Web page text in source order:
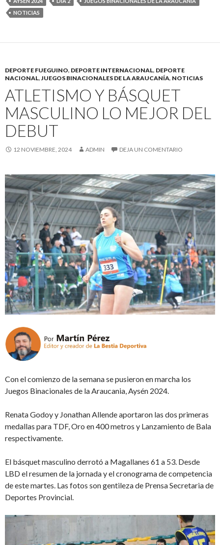
NOTICIAS
DEPORTE FUEGUINO, DEPORTE INTERNACIONAL, DEPORTE
NACIONAL, JUEGOS BINACIONALES DE LA ARAUCANÍA, NOTICIAS
ATLETISMO Y BÁSQUET
MASCULINO LO MEJOR DEL
DEBUT
12 NOVIEMBRE, 2024 ADMIN DEJA UN COMENTARIO
Con el comienzo de la semana se pusieron en marcha los
Juegos Binacionales de la Araucania, Aysén 2024.
Renata Godoy y Jonathan Allende aportaron las dos primeras
medallas para TDF, Oro en 400 metros y Lanzamiento de Bala
respectivamente.
El básquet masculino derrotó a Magallanes 61 a 53. Desde
LBD el resumen de la jornada y el cronograma de competencia
de este martes. Las fotos son gentileza de Prensa Secretaria de
Deportes Provincial.